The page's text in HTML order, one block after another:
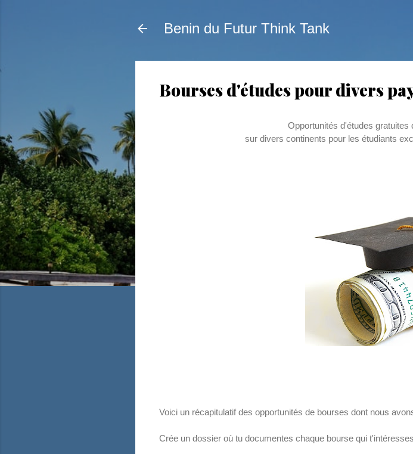
Benin du Futur Think Tank
Bourses d'études pour divers
Opportunités d'études gratuites
sur divers continents pour les étudiants
Voici un récapitulatif des opportunités de bourses dont nous
Crée un dossier où tu documentes chaque bourse qui